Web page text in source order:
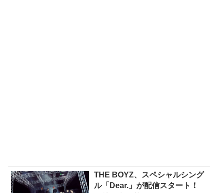
THE BOYZ、スペシャルシング
ル「Dear.」が配信スタート！